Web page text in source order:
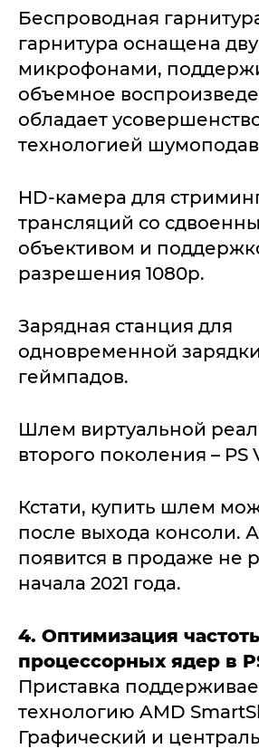
Беспроводная
гарнитура оснащена
микрофонами,
объемное
обладает
технологией
HD-камера для
трансляций со
объективом и
разрешения 1080p.
Зарядная станция для
одновременной зарядки
геймпадов.
Шлем виртуальной
второго поколения – PS
Кстати, купить шлем
после выхода консоли.
появится в продаже не
начала 2021 года.
4. Оптимизация
процессорных ядер в
Приставка
технологию AMD
Графический и